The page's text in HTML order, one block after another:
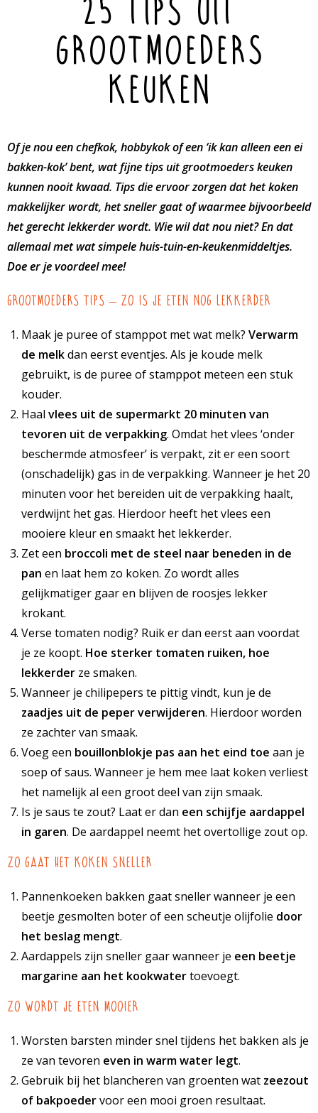
25 tips uit
grootmoeders
keuken
Of je nou een chefkok, hobbykok of een ‘ik kan alleen een ei
bakken-kok’ bent, wat fijne tips uit grootmoeders keuken
kunnen nooit kwaad. Tips die ervoor zorgen dat het koken
makkelijker wordt, het sneller gaat of waarmee bijvoorbeeld
het gerecht lekkerder wordt. Wie wil dat nou niet? En dat
allemaal met wat simpele huis-tuin-en-keukenmiddeltjes.
Doe er je voordeel mee!
Grootmoeders tips – zo is je eten nog lekkerder
Maak je puree of stamppot met wat melk? Verwarm
de melkdan eerst eventjes. Als je koude melk
gebruikt, is de puree of stamppot meteen een stuk
kouder.
Haal vlees uit de supermarkt 20 minuten van
tevoren uit de verpakking. Omdat het vlees ‘onder
beschermde atmosfeer’ is verpakt, zit er een soort
(onschadelijk) gas in de verpakking. Wanneer je het 20
minuten voor het bereiden uit de verpakking haalt,
verdwijnt het gas. Hierdoor heeft het vlees een
mooiere kleur en smaakt het lekkerder.
Zet een broccoli met de steel naar beneden in de
pan en laat hem zo koken. Zo wordt alles
gelijkmatiger gaar en blijven de roosjes lekker
krokant.
Verse tomaten nodig? Ruik er dan eerst aan voordat
je ze koopt. Hoe sterker tomaten ruiken, hoe
lekkerder ze smaken.
Wanneer je chilipepers te pittig vindt, kun je de
zaadjes uit de peper verwijderen. Hierdoor worden
ze zachter van smaak.
Voeg een bouillonblokje pas aan het eind toe aan je
soep of saus. Wanneer je hem mee laat koken verliest
het namelijk al een groot deel van zijn smaak.
Is je saus te zout? Laat er dan een schijfje aardappel
in garen. De aardappel neemt het overtollige zout op.
Zo gaat het koken sneller
Pannenkoeken bakken gaat sneller wanneer je een
beetje gesmolten boter of een scheutje olijfolie door
het beslag mengt.
Aardappels zijn sneller gaar wanneer je een beetje
margarine aan het kookwatertoevoegt.
Zo wordt je eten mooier
Worsten barsten minder snel tijdens het bakken als je
ze van tevoren even in warm water legt.
Gebruik bij het blancheren van groenten wat zeezout
of bakpoedervoor een mooi groen resultaat.